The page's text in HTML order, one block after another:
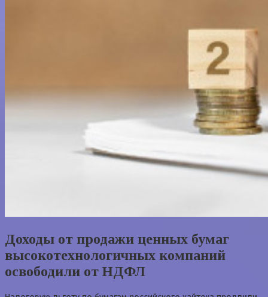
Доходы от продажи ценных бумаг
высокотехнологичных компаний
освободили от НДФЛ